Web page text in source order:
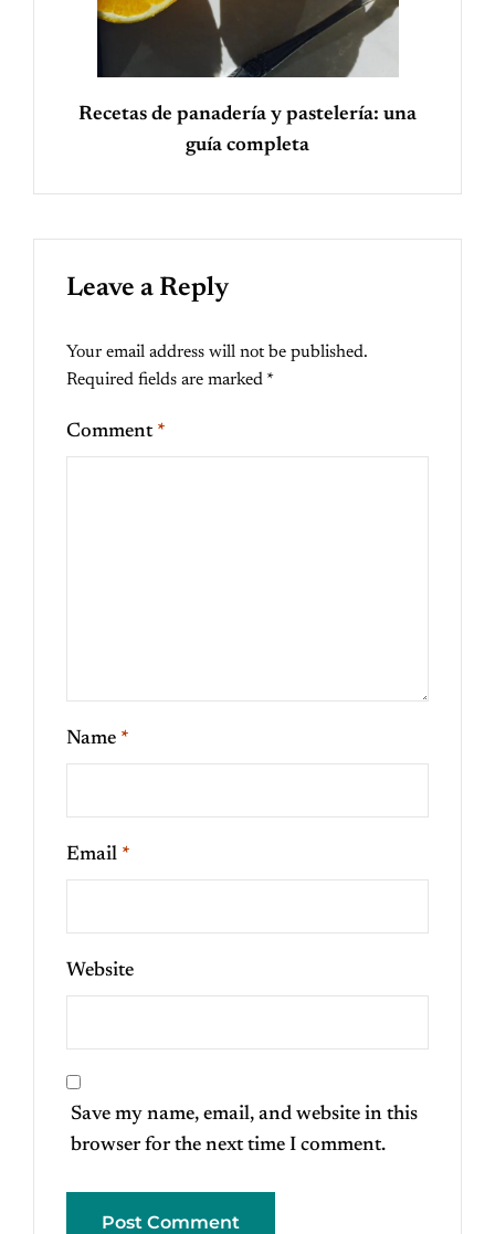
Recetas de panadería y pastelería: una
guía completa
Leave a Reply
Your email address will not be published.
Required fields are marked *
Comment *
Name *
Email *
Website
Save my name, email, and website in this
browser for the next time I comment.